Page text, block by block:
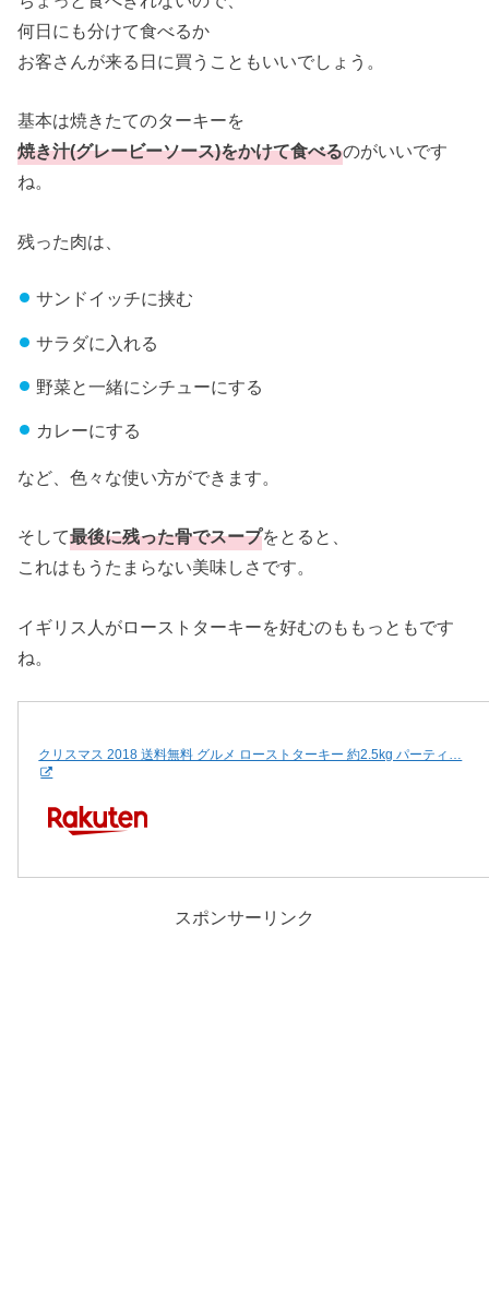
何日にも分けて食べるか
お客さんが来る日に買うこともいいでしょう。
基本は焼きたてのターキーを
焼き汁(グレービーソース)をかけて食べるのがいいです
ね。
残った肉は、
サンドイッチに挟む
サラダに入れる
野菜と一緒にシチューにする
カレーにする
など、色々な使い方ができます。
そして最後に残った骨でスープをとると、
これはもうたまらない美味しさです。
イギリス人がローストターキーを好むのももっともです
ね。
クリスマス 2018 送料無料 グルメ ローストターキー 約2.5kg パーティ…
スポンサーリンク